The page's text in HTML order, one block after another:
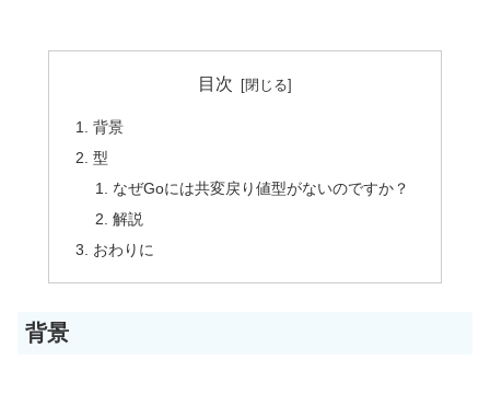
目次
背景
型
なぜGoには共変戻り値型がないのですか？
解説
おわりに
背景